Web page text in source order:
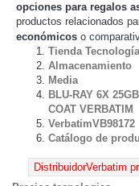
opciones para regalos
productos relacionados
económicos o
Tienda
Almacenamiento
Media
BLU-RAY 6X
COAT VERBATIM
VerbatimVB98172
Catálogo de